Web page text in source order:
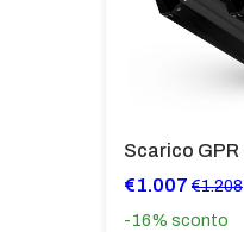
€1.007 €1.208
-16% sconto